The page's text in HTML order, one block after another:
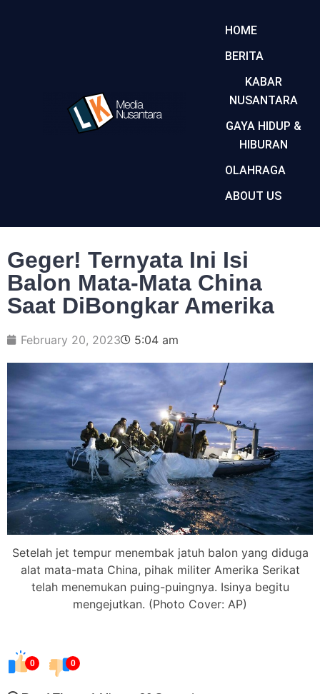
HOME
BERITA
KABAR
NUSANTARA
GAYA HIDUP &
HIBURAN
OLAHRAGA
ABOUT US
Geger! Ternyata Ini Isi
Balon Mata-Mata China
Saat DiBongkar Amerika
February 20, 2023 5:04 am
Setelah jet tempur menembak jatuh balon yang diduga
alat mata-mata China, pihak militer Amerika Serikat
telah menemukan puing-puingnya. Isinya begitu
mengejutkan. (Photo Cover: AP)
0 0